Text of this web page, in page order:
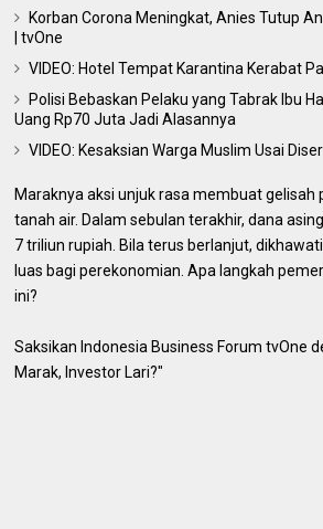
Korban Corona Meningkat, Anies Tutup
| tvOne
VIDEO: Hotel Tempat Karantina Kerabat
Polisi Bebaskan Pelaku yang Tabrak Ibu
Uang Rp70 Juta Jadi Alasannya
VIDEO: Kesaksian Warga Muslim Usai
Maraknya aksi unjuk rasa membuat gelisah
tanah air. Dalam sebulan terakhir, dana
7 triliun rupiah. Bila terus berlanjut,
luas bagi perekonomian. Apa langkah
ini?
Saksikan Indonesia Business Forum tvOne
Marak, Investor Lari?"